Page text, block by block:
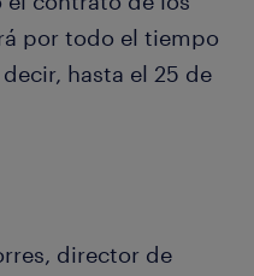
por todo el tiempo
hasta el 25 de
director de